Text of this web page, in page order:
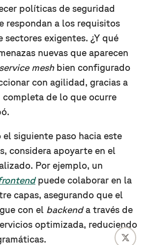
políticas de seguridad
respondan a los requisitos
sectores exigentes. ¿Y qué
nuevas que aparecen
service meshbien configurado
con agilidad, gracias a
de lo que ocurre
el siguiente paso hacia este
considera apoyarte en el
Por ejemplo, un
puede colaborar en la
capas, asegurando que el
con el backenda través de
optimizada, reduciendo